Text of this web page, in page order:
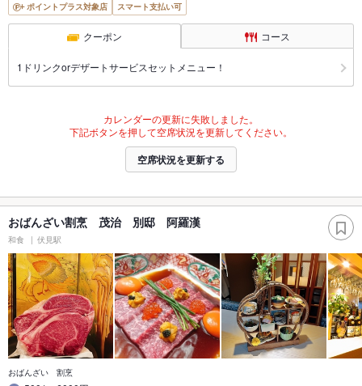
ポイントプラス対象店
スマート支払い可
クーポン コース
1ドリンクorデザートサービスセットメニュー！
カレンダーの更新に失敗しました。
下記ボタンを押して空席状況を更新してください。
空席状況を更新する
おばんざい割烹 茂治 別邸 阿羅漢
和食 伏見駅
おばんざい 割烹